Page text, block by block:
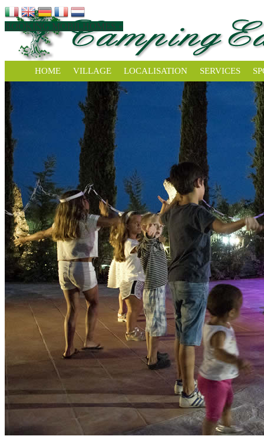
BOOKING MOBILHOMES »
HOME VILLAGE LOCALISATION SERVICES